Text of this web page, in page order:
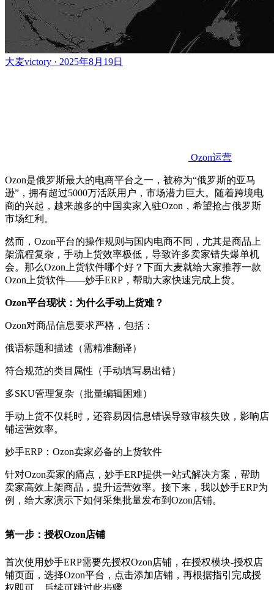
大麦victory · 2025年8月19日
Ozon运营
Ozon是俄罗斯最大的电商平台之一，被称为“俄罗斯的亚马
逊”，拥有超过5000万活跃用户，市场潜力巨大。随着跨境电
商的兴起，越来越多的中国卖家入驻Ozon ，希望抢占俄罗斯
市场红利。
然而， Ozon平台的操作规则与国内电商不同，尤其是商品上
架流程复杂，手动上货效率极低，导致许多卖家错失爆单机
会。那么Ozon 上货软件哪个好？下面大麦就给大家推荐一款
Ozon 上货软件——妙手ERP ， 帮助大家快速完成上货。
Ozon平台现状：为什么手动上货难？
Ozon对商品信息要求严格，包括：
俄语标题和描述（需精准翻译）
符合规范的类目属性（手动填写易出错）
多SKU管理复杂（批量编辑困难）
手动上货不仅耗时，还容易因信息错误导致审核失败，影响店
铺运营效率。
妙手ERP： Ozon卖家必备的上货软件
针对Ozon卖家的痛点，妙手ERP提供一站式解决方案，帮助
卖家高效上架商品，提升运营效率。 接下来，我以妙手ERP为
例，给大家演示下如何采集批量发布到 Ozon店铺。
第一步：授权Ozon店铺
首次使用妙手ERP需要先授权Ozon店铺，在授权模块-授权店
铺页面，选择Ozon平台，点击添加店铺，再根据指引完成授
权即可，后续可跳过此步骤。